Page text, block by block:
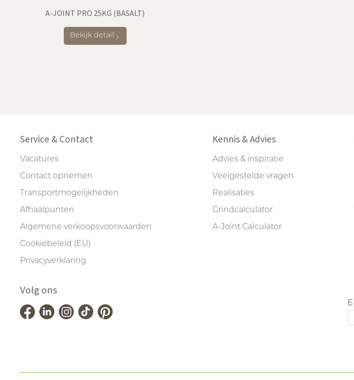
A-JOINT PRO 25KG (BASALT)
Bekijk detail
Service & Contact
Vacatures
Contact opnemen
Transportmogelijkheden
Afhaalpunten
Algemene verkoopsvoorwaarden
Cookiebeleid (EU)
Privacyverklaring
Kennis & Advies
Advies & inspiratie
Veelgestelde vragen
Realisaties
Grindcalculator
A-Joint Calculator
Volg ons